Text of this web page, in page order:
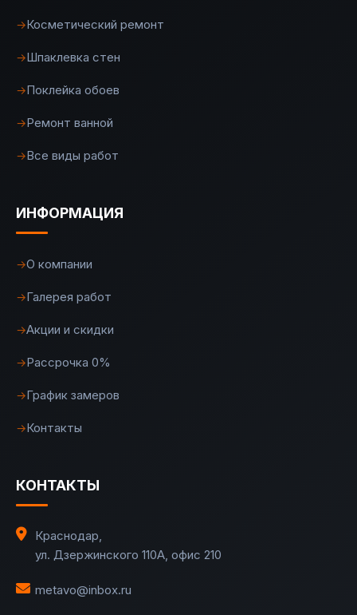
→Косметический ремонт
→Шпаклевка стен
→Поклейка обоев
→Ремонт ванной
→Все виды работ
ИНФОРМАЦИЯ
→О компании
→Галерея работ
→Акции и скидки
→Рассрочка 0%
→График замеров
→Контакты
КОНТАКТЫ
Краснодар,
ул. Дзержинского 110А, офис 210
metavo@inbox.ru